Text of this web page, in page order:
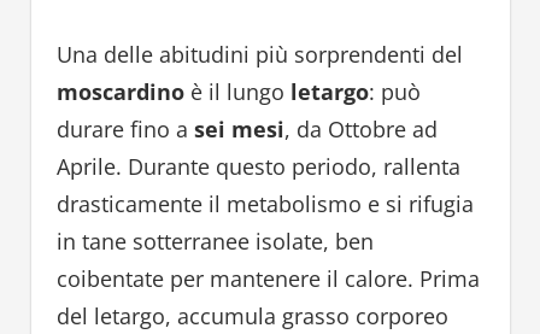
Una delle abitudini più sorprendenti del
moscardinoè il lungo letargo: può
durare fino a sei mesi, da Ottobre ad
Aprile. Durante questo periodo, rallenta
drasticamente il metabolismo e si rifugia
in tane sotterranee isolate, ben
coibentate per mantenere il calore. Prima
del letargo, accumula grasso corporeo